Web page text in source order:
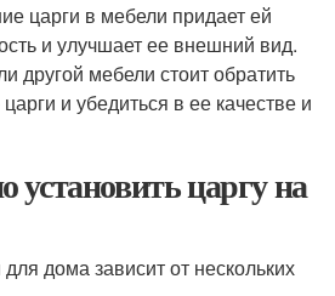
царги в мебели придает ей
и улучшает ее внешний вид.
мебели стоит обратить
и убедиться в ее качестве и
установить царгу на
дома зависит от нескольких